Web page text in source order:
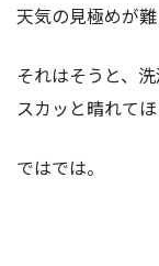
天気の見極めが
それはそうと、
スカッと晴れてほ
ではでは。